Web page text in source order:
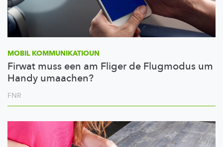
MOBIL KOMMUNIKATIOUN
Firwat muss een am Fliger de Flugmodus um
Handy umaachen?
FNR